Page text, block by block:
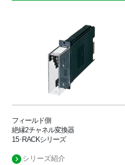
フィールド側
絶縁2チャネル変換器
15･RACKシリーズ
シリーズ紹介